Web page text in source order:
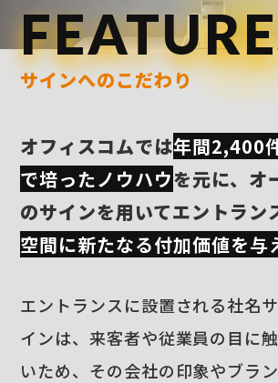
サインへのこだわり
オフィスコムでは年間2,400
で培ったノウハウを元に、オ
のサインを用いてエントラン
空間に新たなる付加価値を与
エントランスに設置される社名
インは、来客者や従業員の目に
いため、その会社の印象やブラ